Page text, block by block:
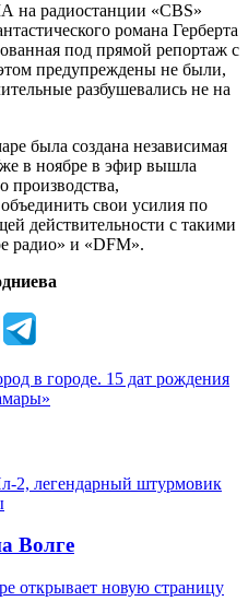
на радиостанции «СBS»
романа Герберта
под прямой репортаж с
предупреждены не были,
разбушевались не на
была создана независимая
в ноябре в эфир вышла
производства,
свои усилия по
действительности с такими
радио» и «DFM».
в городе. 15 дат рождения
2, легендарный штурмовик
Волге
открывает новую страницу